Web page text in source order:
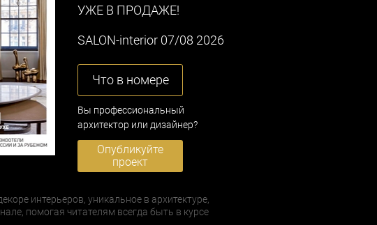
УЖЕ В ПРОДАЖЕ!
SALON-interior 07/08 2026
Что в номере
Вы профессиональный
архитектор или дизайнер?
Опубликуйте
проект
интерьеров, уникальное в архитектуре,
помогая читателям всегда быть в курсе